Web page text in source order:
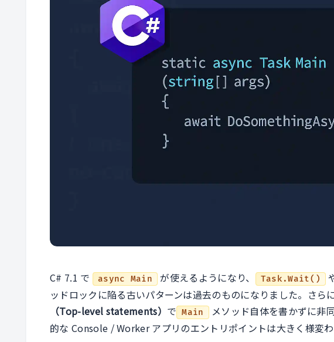
C# 7.1 で async Main が使えるようになり、 Task.Wait()
ッドロックに陥る古いパターンは過去のものになりました。さら
（Top-level statements） で Main
メソッド自体を書かずに非
的な Console / Worker アプリのエントリポイントは大きく様変わ